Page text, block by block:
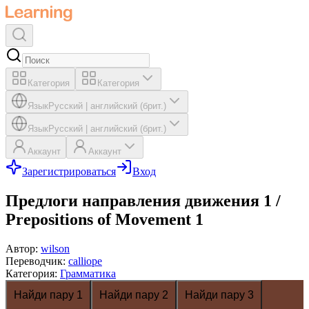
Категория Категория
ЯзыкРусский английский (брит.)
ЯзыкРусский английский (брит.)
Аккаунт Аккаунт
Зарегистрироваться Вход
Предлоги направления движения 1 /
Prepositions of Movement 1
Автор: wilson
Переводчик: calliope
Категория: Грамматика
Найди пару 1
Найди пару 2 Найди пару 3